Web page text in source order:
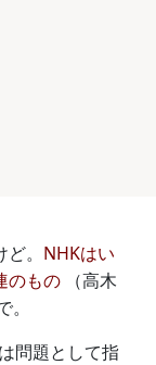
。 NHKはい
のもの
（高木
問題として指